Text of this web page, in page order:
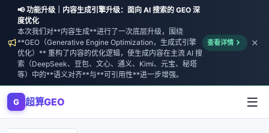
📢 功能升级｜内容生成引擎升级：面向 AI 搜索的 GEO 深
度优化
本次我们对**内容生成**进行了一次底层升级，围绕
**GEO（Generative Engine Optimization，生成式引擎
优化）** 重构了内容的优化逻辑，使生成内容在主流 AI 搜
索（DeepSeek、豆包、文心、通义、Kimi、元宝、秘塔
等）中的**语义对齐**与**可引用性**进一步增强。
查看详情
G 超算GEO